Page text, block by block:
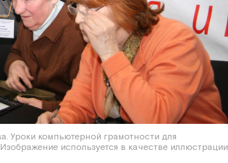
Уроки компьютерной грамотности для
используется в качестве иллюстрации